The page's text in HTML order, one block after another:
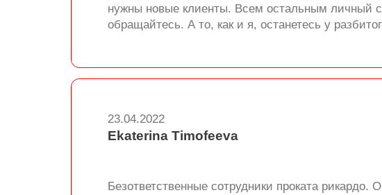
нужны новые клиенты. Всем остальным личный
обращайтесь. А то, как и я, останетесь у
23.04.2022
Ekaterina Timofeeva
Безответственные сотрудники проката